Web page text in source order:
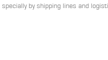
by shipping lines and